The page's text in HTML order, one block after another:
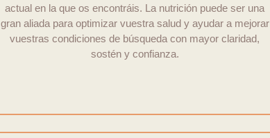
actual en la que os encontráis. La nutrición puede ser una
gran aliada para optimizar vuestra salud y ayudar a mejorar
vuestras condiciones de búsqueda con mayor claridad,
sostén y confianza.